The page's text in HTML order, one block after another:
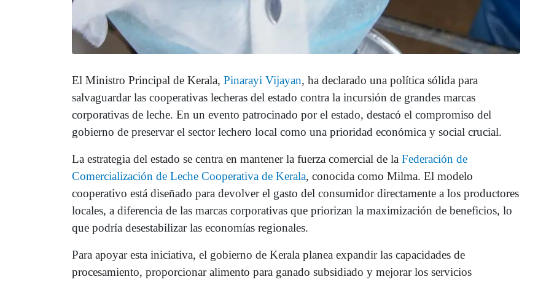
El Ministro Principal de Kerala, Pinarayi Vijayan, ha declarado una política sólida para
salvaguardar las cooperativas lecheras del estado contra la incursión de grandes marcas
corporativas de leche. En un evento patrocinado por el estado, destacó el compromiso del
gobierno de preservar el sector lechero local como una prioridad económica y social crucial.
La estrategia del estado se centra en mantener la fuerza comercial de la Federación de
Comercialización de Leche Cooperativa de Kerala, conocida como Milma. El modelo
cooperativo está diseñado para devolver el gasto del consumidor directamente a los productores
locales, a diferencia de las marcas corporativas que priorizan la maximización de beneficios, lo
que podría desestabilizar las economías regionales.
Para apoyar esta iniciativa, el gobierno de Kerala planea expandir las capacidades de
procesamiento, proporcionar alimento para ganado subsidiado y mejorar los servicios